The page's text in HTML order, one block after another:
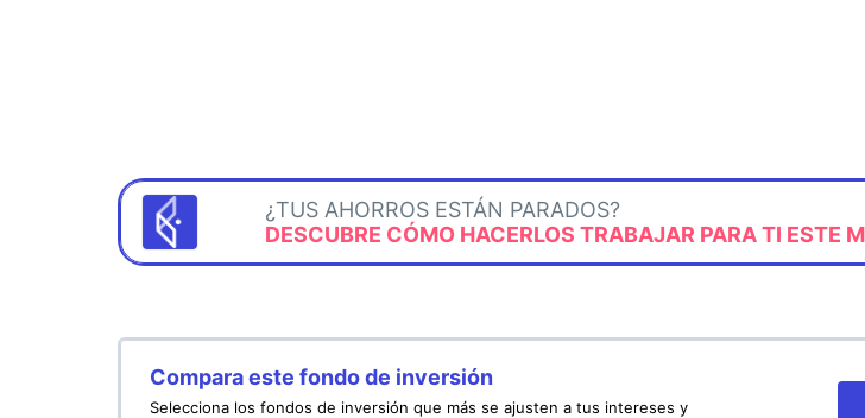
¿TUS AHORROS ESTÁN PARADOS?
DESCUBRE CÓMO HACERLOS TRABAJAR PARA TI ESTE
Compara este fondo de inversión
Selecciona los fondos de inversión que más se ajusten a tus intereses y